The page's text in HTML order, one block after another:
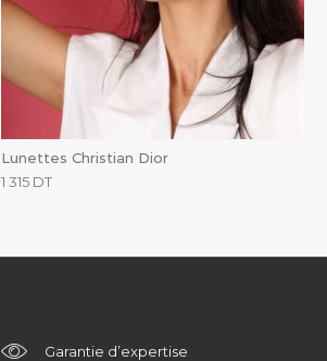
Lunettes Christian Dior
1 315 DT
Garantie d’expertise